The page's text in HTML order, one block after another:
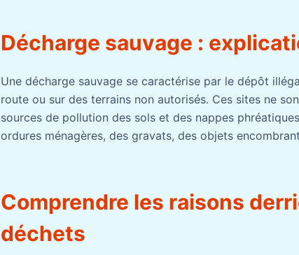
Décharge sauvage :
Une décharge sauvage se caractérise par le dépôt
route ou sur des terrains non autorisés. Ces sites ne
sources de pollution des sols et des nappes
ordures ménagères, des gravats, des objets
Comprendre les raisons
déchets